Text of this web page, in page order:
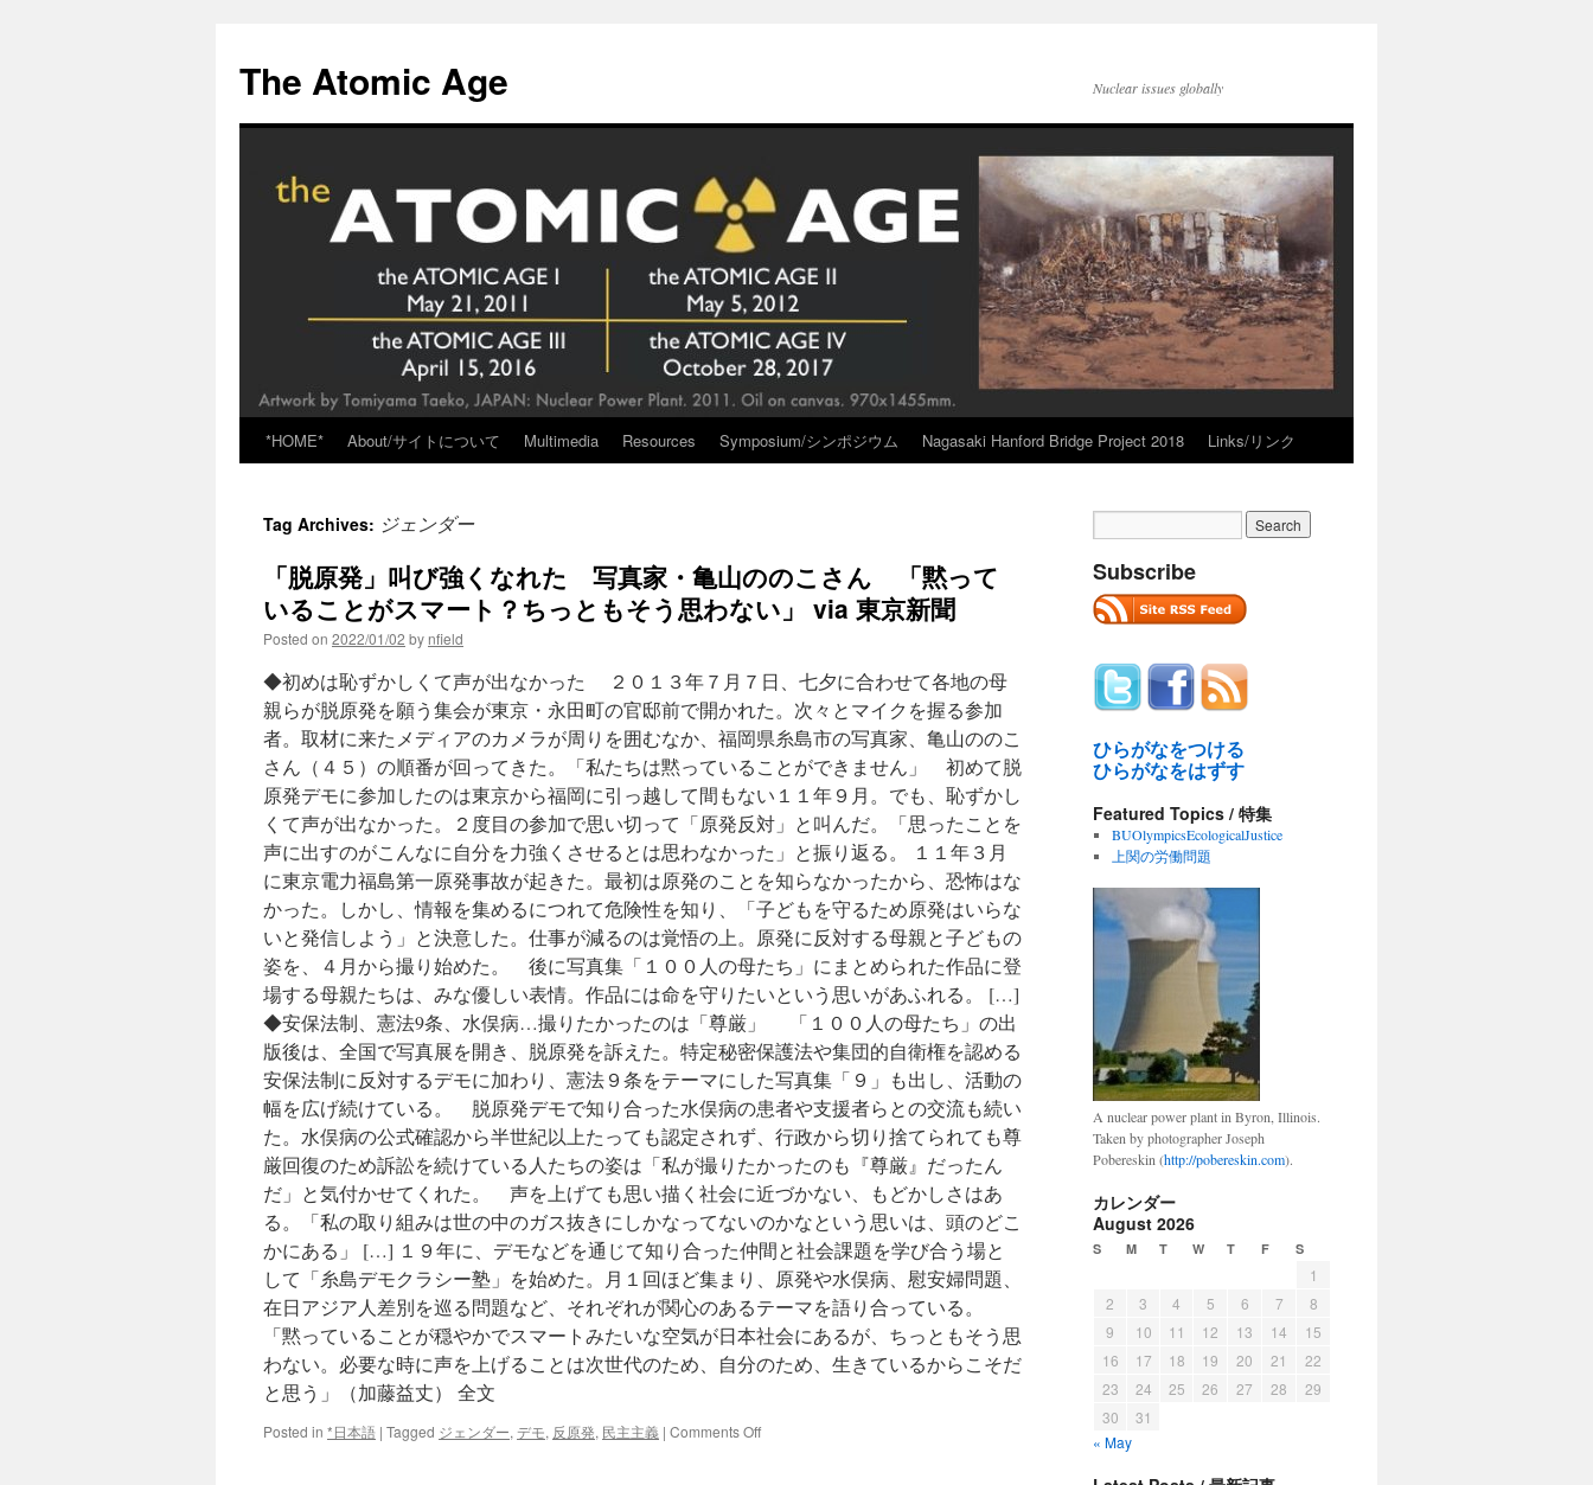
content
The Atomic Age Nuclear issues globally
*HOME* About/サイトについて Multimedia Resources Symposium/シンポジウム Nagasaki Hanford Bridge Project 2018 Links/リンク
Tag Archives: ジェンダー
「脱原発」叫び強くなれた 写真家・亀山ののこさん 「黙って
いることがスマート？ちっともそう思わない」 via 東京新聞
Posted on 2022/01/02 by nfield
◆初めは恥ずかしくて声が出なかった ２０１３年７月７日、七夕に合わせて各地の母
親らが脱原発を願う集会が東京・永田町の官邸前で開かれた。次々とマイクを握る参加
者。取材に来たメディアのカメラが周りを囲むなか、福岡県糸島市の写真家、亀山ののこ
さん（４５）の順番が回ってきた。「私たちは黙っていることができません」 初めて脱
原発デモに参加したのは東京から福岡に引っ越して間もない１１年９月。でも、恥ずかし
くて声が出なかった。２度目の参加で思い切って「原発反対」と叫んだ。「思ったことを
声に出すのがこんなに自分を力強くさせるとは思わなかった」と振り返る。 １１年３月
に東京電力福島第一原発事故が起きた。最初は原発のことを知らなかったから、恐怖はな
かった。しかし、情報を集めるにつれて危険性を知り、「子どもを守るため原発はいらな
いと発信しよう」と決意した。仕事が減るのは覚悟の上。原発に反対する母親と子どもの
姿を、４月から撮り始めた。 後に写真集「１００人の母たち」にまとめられた作品に登
場する母親たちは、みな優しい表情。作品には命を守りたいという思いがあふれる。 […]
◆安保法制、憲法9条、水俣病…撮りたかったのは「尊厳」 「１００人の母たち」の出
版後は、全国で写真展を開き、脱原発を訴えた。特定秘密保護法や集団的自衛権を認める
安保法制に反対するデモに加わり、憲法９条をテーマにした写真集「９」も出し、活動の
幅を広げ続けている。 脱原発デモで知り合った水俣病の患者や支援者らとの交流も続い
た。水俣病の公式確認から半世紀以上たっても認定されず、行政から切り捨てられても尊
厳回復のため訴訟を続けている人たちの姿は「私が撮りたかったのも『尊厳』だったん
だ」と気付かせてくれた。 声を上げても思い描く社会に近づかない、もどかしさはあ
る。「私の取り組みは世の中のガス抜きにしかなってないのかなという思いは、頭のどこ
かにある」 […] １９年に、デモなどを通じて知り合った仲間と社会課題を学び合う場と
して「糸島デモクラシー塾」を始めた。月１回ほど集まり、原発や水俣病、慰安婦問題、
在日アジア人差別を巡る問題など、それぞれが関心のあるテーマを語り合っている。
「黙っていることが穏やかでスマートみたいな空気が日本社会にあるが、ちっともそう思
わない。必要な時に声を上げることは次世代のため、自分のため、生きているからこそだ
と思う」（加藤益丈） 全文
Posted in *日本語 | Tagged ジェンダー, デモ, 反原発, 民主主義 | Comments Offon
Subscribe
ひらがなをつける
ひらがなをはずす
Featured Topics / 特集
BUOlympicsEcologicalJustice
上関の労働問題
A nuclear power plant in Byron, Illinois.
Taken by photographer Joseph
Pobereskin (http://pobereskin.com).
カレンダー
August 2026
S M T W T F S
1
2
3 4 5 6 7
8
9
10 11 12 13 14
15
16
17 18 19 20 21
22
23
24 25 26 27 28
29
30
31
« May